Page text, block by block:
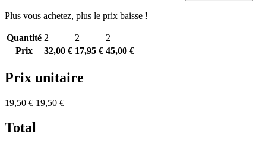
Plus vous achetez, plus le prix baisse !
Quantité 2 2
2
Prix
32,00 € 17,95 € 45,00 €
Prix unitaire
19,50 € 19,50 €
Total